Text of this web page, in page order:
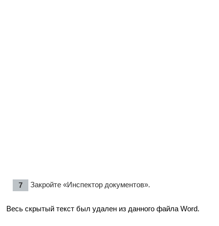
Закройте «Инспектор документов».
Весь скрытый текст был удален из данного файла Word.